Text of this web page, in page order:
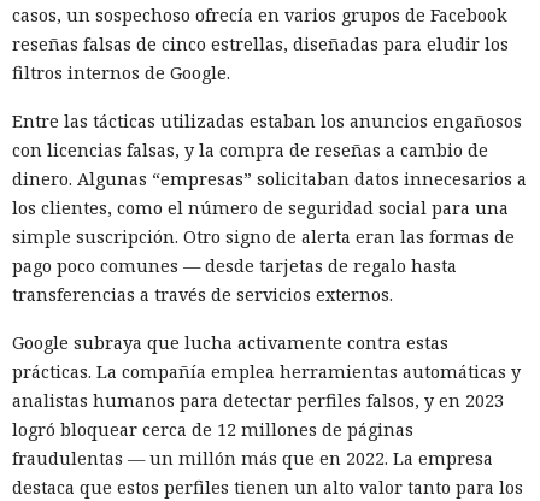
casos, un sospechoso ofrecía en varios grupos de Facebook
reseñas falsas de cinco estrellas, diseñadas para eludir los
filtros internos de Google.
Entre las tácticas utilizadas estaban los anuncios engañosos
con licencias falsas, y la compra de reseñas a cambio de
dinero. Algunas “empresas” solicitaban datos innecesarios a
los clientes, como el número de seguridad social para una
simple suscripción. Otro signo de alerta eran las formas de
pago poco comunes — desde tarjetas de regalo hasta
transferencias a través de servicios externos.
Google subraya que lucha activamente contra estas
prácticas. La compañía emplea herramientas automáticas y
analistas humanos para detectar perfiles falsos, y en 2023
logró bloquear cerca de 12 millones de páginas
fraudulentas — un millón más que en 2022. La empresa
destaca que estos perfiles tienen un alto valor tanto para los